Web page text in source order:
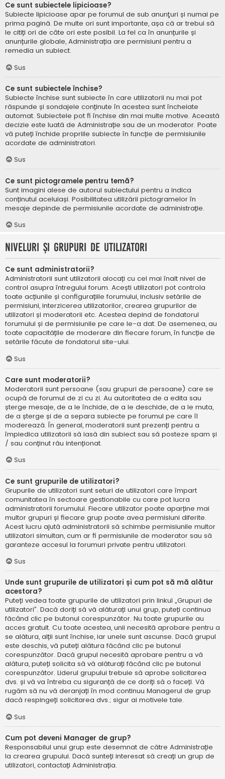
Ce sunt subiectele lipicioase?
Subiecte lipicioase apar pe forumul de sub anunţuri și numai pe
prima pagină. De multe ori sunt importante, așa că ar trebui să
le citiți ori de câte ori este posibil. La fel ca în anunțurile și
anunțurile globale, Administrația are permisiuni pentru a
remedia un subiect.
Sus
Ce sunt subiectele închise?
Subiecte închise sunt subiecte în care utilizatorii nu mai pot
răspunde și sondajele conținute în acestea sunt încheiate
automat. Subiectele pot fi închise din mai multe motive. Această
decizie este luată de Administrație sau de un moderator. Poate
vă puteți închide propriile subiecte în funcție de permisiunile
acordate de administratori.
Sus
Ce sunt pictogramele pentru temă?
Sunt imagini alese de autorul subiectului pentru a indica
conținutul aceluiași. Posibilitatea utilizării pictogramelor în
mesaje depinde de permisiunile acordate de administrație.
Sus
Niveluri și grupuri de utilizatori
Ce sunt administratorii?
Administratorii sunt utilizatorii alocați cu cel mai înalt nivel de
control asupra întregului forum. Acești utilizatori pot controla
toate acțiunile și configurațiile forumului, inclusiv setările de
permisiuni, interzicerea utilizatorilor, crearea grupurilor de
utilizatori și moderatorii etc. Acestea depind de fondatorul
forumului și de permisiunile pe care le-a dat. De asemenea, au
toate capacitățile de moderare din fiecare forum, în funcție de
setările făcute de fondatorul site-ului.
Sus
Care sunt moderatorii?
Moderatorii sunt persoane (sau grupuri de persoane) care se
ocupă de forumul de zi cu zi. Au autoritatea de a edita sau
șterge mesaje, de a le închide, de a le deschide, de a le muta,
de a șterge și de a separa subiecte pe forumul pe care îl
moderează. În general, moderatorii sunt prezenți pentru a
împiedica utilizatorii să iasă din subiect sau să posteze spam și
/ sau conținut rău intenționat.
Sus
Ce sunt grupurile de utilizatori?
Grupurile de utilizatori sunt seturi de utilizatori care împart
comunitatea în sectoare gestionabile cu care pot lucra
administratorii forumului. Fiecare utilizator poate aparține mai
multor grupuri și fiecare grup poate avea permisiuni diferite.
Acest lucru ajută administratorii să schimbe permisiunile multor
utilizatori simultan, cum ar fi permisiunile de moderator sau să
garanteze accesul la forumuri private pentru utilizatori.
Sus
Unde sunt grupurile de utilizatori și cum pot să mă alătur
acestora?
Puteți vedea toate grupurile de utilizatori prin linkul „Grupuri de
utilizatori”. Dacă doriți să vă alăturați unui grup, puteți continua
făcând clic pe butonul corespunzător. Nu toate grupurile au
acces gratuit. Cu toate acestea, unii necesită aprobare pentru a
se alătura, alții sunt închise, iar unele sunt ascunse. Dacă grupul
este deschis, vă puteți alătura făcând clic pe butonul
corespunzător. Dacă grupul necesită aprobare pentru a vă
alătura, puteți solicita să vă alăturați făcând clic pe butonul
corespunzător. Liderul grupului trebuie să aprobe solicitarea
dvs. și vă va întreba cu siguranță de ce doriți să o faceți. Vă
rugăm să nu vă deranjați în mod continuu Managerul de grup
dacă respingeți solicitarea dvs.; sigur ai motivele tale.
Sus
Cum pot deveni Manager de grup?
Responsabilul unui grup este desemnat de către Administrație
la crearea grupului. Dacă sunteți interesat să creați un grup de
utilizatori, contactați Administrația.